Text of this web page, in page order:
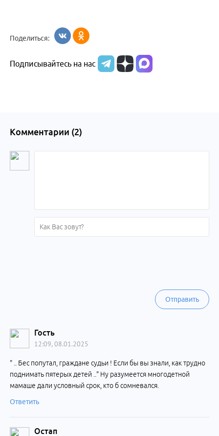
Поделиться:
Подписывайтесь на нас
Комментарии (2)
Отправить
Гость
12:09, 08.01.2025
" .. Бес попутал, граждане судьи ! Если бы вы знали, как трудно
поднимать пятерых детей .." Ну разумеется многодетной
мамаше дали условный срок, кто б сомневался.
Ответить
Остап